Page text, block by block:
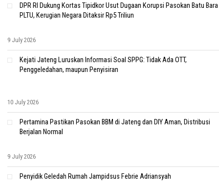
DPR RI Dukung Kortas Tipidkor Usut Dugaan Korupsi Pasokan Batu Bara
PLTU, Kerugian Negara Ditaksir Rp5 Triliun
9 July 2026
Kejati Jateng Luruskan Informasi Soal SPPG: Tidak Ada OTT,
Penggeledahan, maupun Penyisiran
10 July 2026
Pertamina Pastikan Pasokan BBM di Jateng dan DIY Aman, Distribusi
Berjalan Normal
9 July 2026
Penyidik Geledah Rumah Jampidsus Febrie Adriansyah